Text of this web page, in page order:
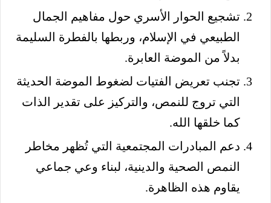
تشجيع الحوار الأسري حول مفاهيم الجمال
الطبيعي في الإسلام، وربطها بالفطرة السليمة
بدلاً من الموضة العابرة.
تجنب تعريض الفتيات لضغوط الموضة الحديثة
التي تروج للنمص، والتركيز على تقدير الذات
كما خلقها الله.
دعم المبادرات المجتمعية التي تُظهر مخاطر
النمص الصحية والدينية، لبناء وعي جماعي
يقاوم هذه الظاهرة.